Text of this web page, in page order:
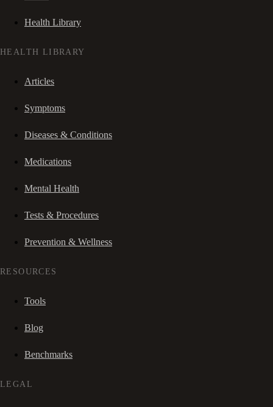
Health Library
HEALTH LIBRARY
Articles
Symptoms
Diseases & Conditions
Medications
Mental Health
Tests & Procedures
Prevention & Wellness
RESOURCES
Tools
Blog
Benchmarks
LEGAL